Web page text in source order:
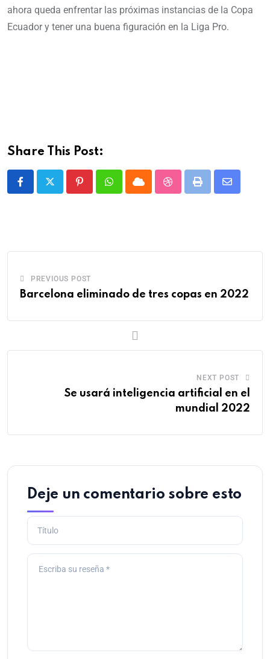
ahora queda enfrentar las próximas instancias de la Copa
Ecuador y tener una buena figuración en la Liga Pro.
Share This Post:
PREVIOUS POST
Barcelona eliminado de tres copas en 2022
NEXT POST
Se usará inteligencia artificial en el
mundial 2022
Deje un comentario sobre esto